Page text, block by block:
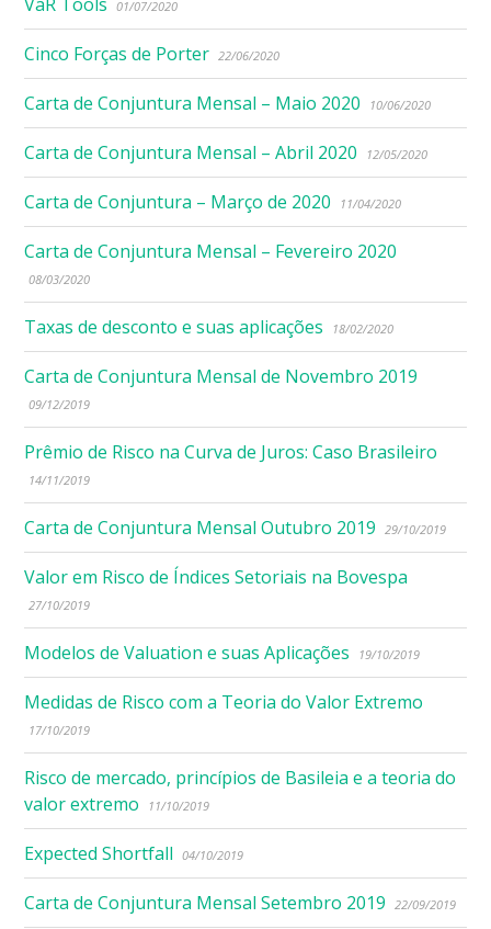
01/07/2020
Cinco Forças de Porter 22/06/2020
Carta de Conjuntura Mensal – Maio 2020 10/06/2020
Carta de Conjuntura Mensal – Abril 2020 12/05/2020
Carta de Conjuntura – Março de 2020 11/04/2020
Carta de Conjuntura Mensal – Fevereiro 2020
08/03/2020
Taxas de desconto e suas aplicações 18/02/2020
Carta de Conjuntura Mensal de Novembro 2019
09/12/2019
Prêmio de Risco na Curva de Juros: Caso Brasileiro
14/11/2019
Carta de Conjuntura Mensal Outubro 2019 29/10/2019
Valor em Risco de Índices Setoriais na Bovespa
27/10/2019
Modelos de Valuation e suas Aplicações 19/10/2019
Medidas de Risco com a Teoria do Valor Extremo
17/10/2019
Risco de mercado, princípios de Basileia e a teoria do
valor extremo
11/10/2019
Expected Shortfall 04/10/2019
Carta de Conjuntura Mensal Setembro 2019 22/09/2019